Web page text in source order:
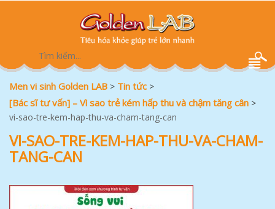
Men vi sinh Golden LAB > Tin tức >
[Bác sĩ tư vấn] – Vì sao trẻ kém hấp thu và chậm tăng cân >
vi-sao-tre-kem-hap-thu-va-cham-tang-can
VI-SAO-TRE-KEM-HAP-THU-VA-CHAM-
TANG-CAN